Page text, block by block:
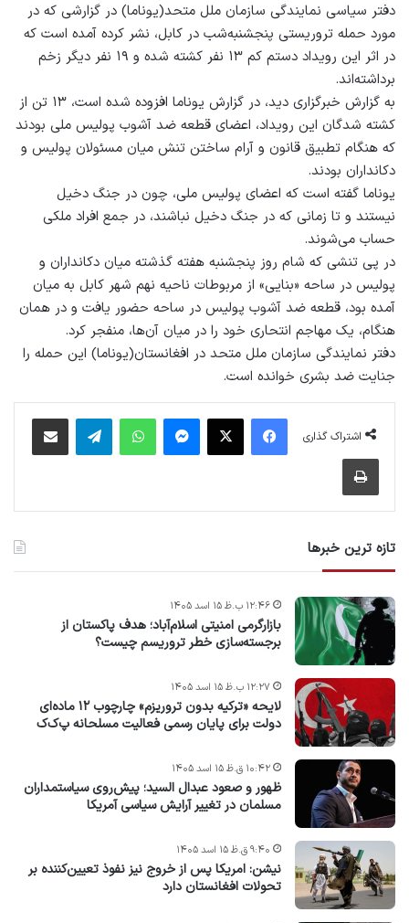
دفتر سیاسی نمایندگی سازمان ملل متحد(یوناما) در گزارشی که در
مورد حمله تروریستی پنجشنبه‌شب در کابل، نشر کرده آمده است که
در اثر این رویداد دستم کم ۱۳ نفر کشته شده و ۱۹ نفر دیگر زخم
برداشته‌اند.
به گزارش خبرگزاری دید، در گزارش یوناما افزوده شده است، ۱۳ تن از
کشته‌ شدگان این رویداد، اعضای قطعه ضد آشوب پولیس ملی بودند
که هنگام تطبیق قانون و آرام ساختن تنش میان مسئولان پولیس و
دکانداران بودند.
یوناما گفته است که اعضای پولیس ملی، چون در جنگ دخیل
نیستند و تا زمانی که در جنگ دخیل نباشند، در جمع افراد ملکی
حساب می‌شوند.
در پی تنشی که شام روز پنجشنبه هفته گذشته میان دکانداران و
پولیس در ساحه «بنایی» از مربوطات ناحیه نهم شهر کابل به میان
آمده بود، قطعه ضد آشوب پولیس در ساحه حضور یافت و در همان
هنگام، یک مهاجم انتحاری خود را در میان آن‌ها، منفجر کرد.
دفتر نمایندگی سازمان ملل متحد در افغانستان(یوناما) این حمله را
جنایت ضد بشری خوانده است.
اشتراک گذاری
فیس بوک پیام رسان واتس آپ
تازه ترین خبرها
بازارگرمی امنیتی اسلام‌آباد؛ هدف پاکستان از
برجسته‌سازی خطر تروریسم چیست؟
۱۲:۴۶ ب.ظ ۱۵ اسد ۱۴۰۵
لایحه «ترکیه بدون تروریزم» چارچوب ۱۲ ماده‌ای
دولت برای پایان رسمی فعالیت مسلحانه پ‌ک‌ک
۱۲:۲۷ ب.ظ ۱۵ اسد ۱۴۰۵
ظهور و صعود عبدال السید؛ پیش‌روی سیاستمداران
مسلمان در تغییر آرایش سیاسی آمریکا
۱۰:۴۲ ق.ظ ۱۵ اسد ۱۴۰۵
نیشن: امریکا پس از خروج نیز نفوذ تعیین‌کننده بر
تحولات افغانستان دارد
۹:۴۰ ق.ظ ۱۵ اسد ۱۴۰۵